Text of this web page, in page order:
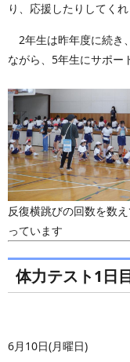
り、応援したりしてく
2年生は昨年度に続き
ながら、5年生にサポー
反復横跳びの回数を数
っています
体力テスト1日
6月10日(月曜日)